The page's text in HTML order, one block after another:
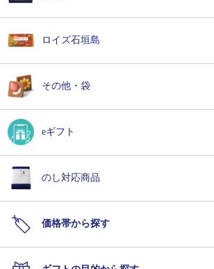
ロイズ石垣島
その他・袋
eギフト
のし対応商品
価格帯から探す